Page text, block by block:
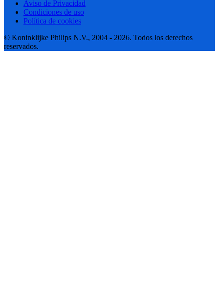
Aviso de Privacidad
Condiciones de uso
Política de cookies
© Koninklijke Philips N.V., 2004 - 2026. Todos los derechos
reservados.